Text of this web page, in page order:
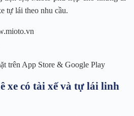
tự lái theo nhu cầu.
trên App Store & Google Play
xe có tài xế và tự lái linh